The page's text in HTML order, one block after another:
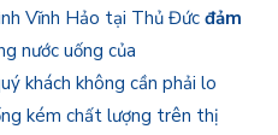
Vĩnh Hảo tại Thủ Đức đảm
nước uống của
khách không cần phải lo
kém chất lượng trên thị